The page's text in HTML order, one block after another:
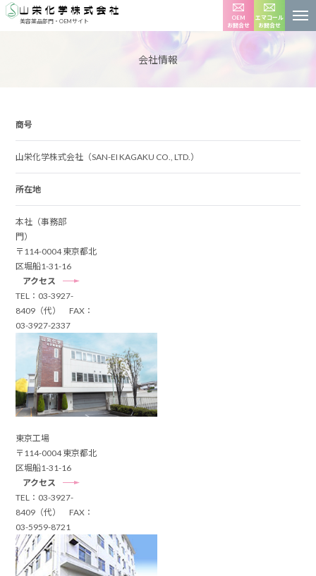
美容薬品部門・OEMサイト
OEM
お問合せ
エマコール
お問合せ
会社情報
商号
山栄化学株式会社（SAN-EI KAGAKU CO., LTD.）
所在地
本社（事務部
門）
〒114-0004 東京都北
区堀船1-31-16
アクセス
TEL：03-3927-
8409（代） FAX：
03-3927-2337
東京工場
〒114-0004 東京都北
区堀船1-31-16
アクセス
TEL：03-3927-
8409（代） FAX：
03-5959-8721